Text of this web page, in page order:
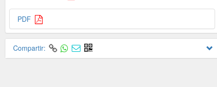
PDF
Compartir: